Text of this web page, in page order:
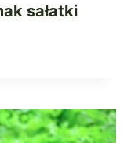
sałatki